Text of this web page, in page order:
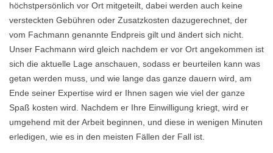
höchstpersönlich vor Ort mitgeteilt, dabei werden auch keine
versteckten Gebühren oder Zusatzkosten dazugerechnet, der
vom Fachmann genannte Endpreis gilt und ändert sich nicht.
Unser Fachmann wird gleich nachdem er vor Ort angekommen ist
sich die aktuelle Lage anschauen, sodass er beurteilen kann was
getan werden muss, und wie lange das ganze dauern wird, am
Ende seiner Expertise wird er Ihnen sagen wie viel der ganze
Spaß kosten wird. Nachdem er Ihre Einwilligung kriegt, wird er
umgehend mit der Arbeit beginnen, und diese in wenigen Minuten
erledigen, wie es in den meisten Fällen der Fall ist.